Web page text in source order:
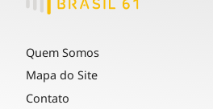
Quem Somos
Mapa do Site
Contato